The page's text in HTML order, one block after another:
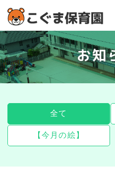
お知
全て
【今月の絵】